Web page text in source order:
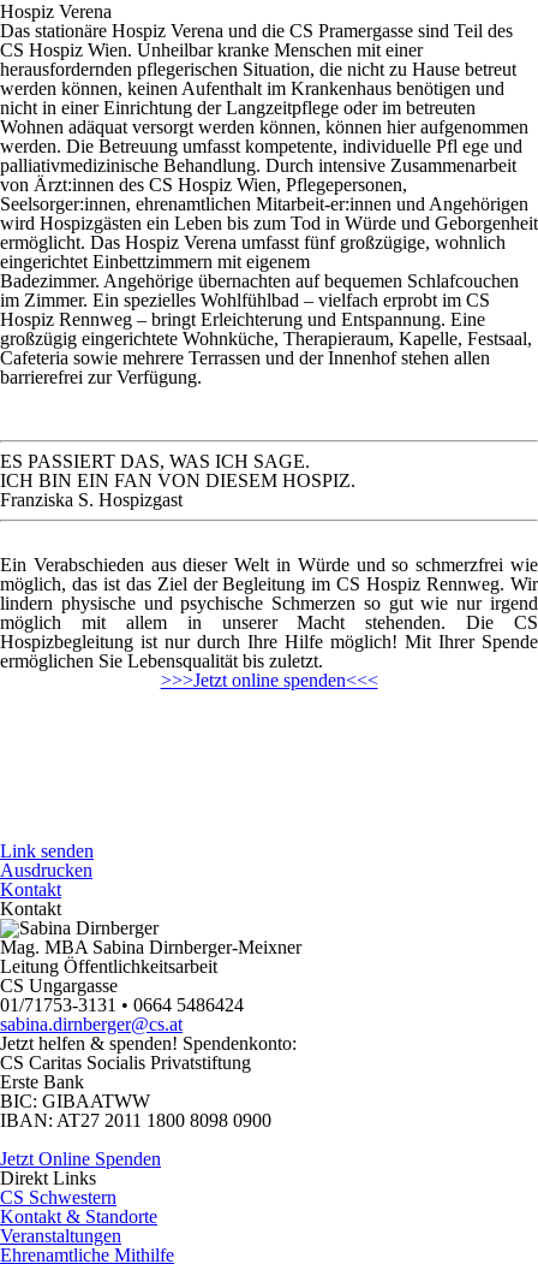
Hospiz Verena
Das stationäre Hospiz Verena und die CS Pramergasse sind Teil des
CS Hospiz Wien. Unheilbar kranke Menschen mit einer
herausfordernden pflegerischen Situation, die nicht zu Hause betreut
werden können, keinen Aufenthalt im Krankenhaus benötigen und
nicht in einer Einrichtung der Langzeitpflege oder im betreuten
Wohnen adäquat versorgt werden können, können hier aufgenommen
werden. Die Betreuung umfasst kompetente, individuelle Pfl ege und
palliativmedizinische Behandlung. Durch intensive Zusammenarbeit
von Ärzt:innen des CS Hospiz Wien, Pflegepersonen,
Seelsorger:innen, ehrenamtlichen Mitarbeit-er:innen und Angehörigen
wird Hospizgästen ein Leben bis zum Tod in Würde und Geborgenheit
ermöglicht. Das Hospiz Verena umfasst fünf großzügige, wohnlich
eingerichtet Einbettzimmern mit eigenem
Badezimmer. Angehörige übernachten auf bequemen Schlafcouchen
im Zimmer. Ein spezielles Wohlfühlbad – vielfach erprobt im CS
Hospiz Rennweg – bringt Erleichterung und Entspannung. Eine
großzügig eingerichtete Wohnküche, Therapieraum, Kapelle, Festsaal,
Cafeteria sowie mehrere Terrassen und der Innenhof stehen allen
barrierefrei zur Verfügung.
ES PASSIERT DAS, WAS ICH SAGE.
ICH BIN EIN FAN VON DIESEM HOSPIZ.
Franziska S. Hospizgast
Ein Verabschieden aus dieser Welt in Würde und so schmerzfrei wie
möglich, das ist das Ziel der Begleitung im CS Hospiz Rennweg. Wir
lindern physische und psychische Schmerzen so gut wie nur irgend
möglich mit allem in unserer Macht stehenden. Die CS
Hospizbegleitung ist nur durch Ihre Hilfe möglich! Mit Ihrer Spende
ermöglichen Sie Lebensqualität bis zuletzt.
>>>Jetzt online spenden<<<
Link senden
Ausdrucken
Kontakt
Kontakt
Mag. MBA Sabina Dirnberger-Meixner
Leitung Öffentlichkeitsarbeit
CS Ungargasse
01/71753-3131 • 0664 5486424
sabina.dirnberger@cs.at
Jetzt helfen & spenden! Spendenkonto:
CS Caritas Socialis Privatstiftung
Erste Bank
BIC: GIBAATWW
IBAN: AT27 2011 1800 8098 0900
Jetzt Online Spenden
Direkt Links
CS Schwestern
Kontakt & Standorte
Veranstaltungen
Ehrenamtliche Mithilfe